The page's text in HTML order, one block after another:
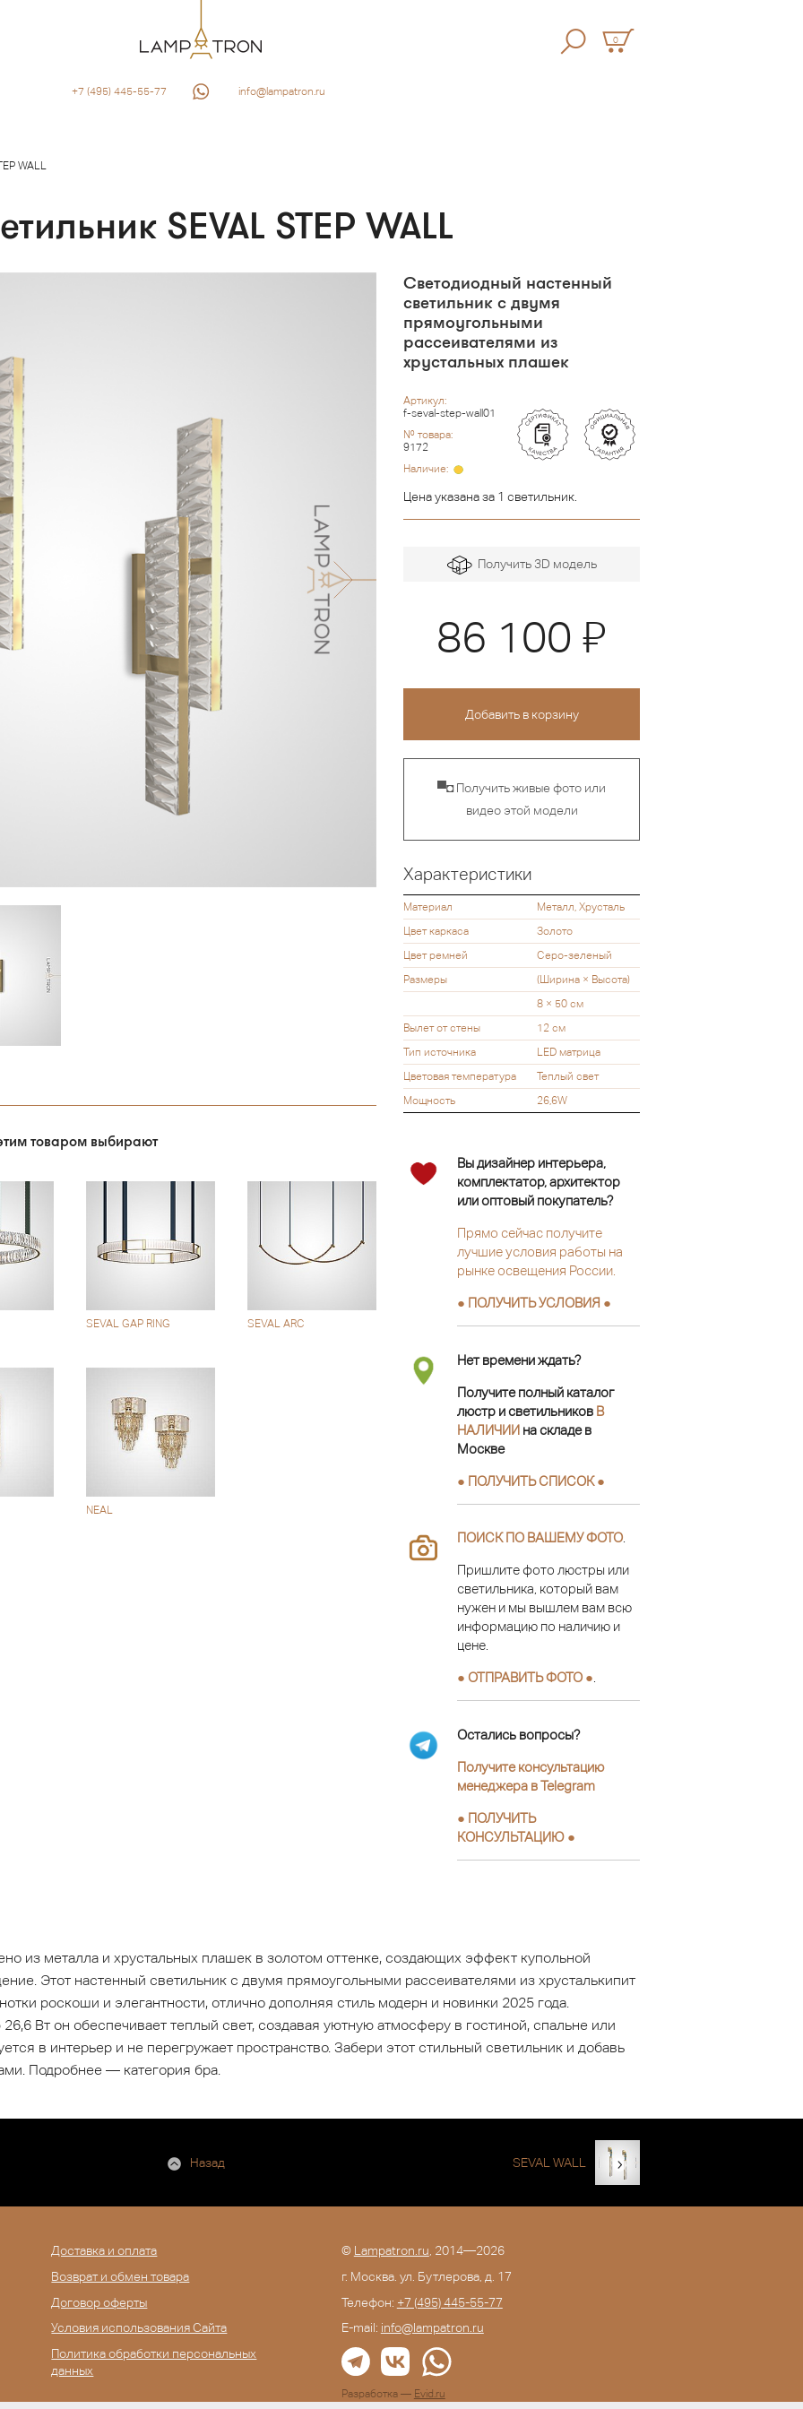
0
+7 (495) 445-55-77 info@lampatron.ru
WALL
SEVAL STEP WALL
товаром выбирают
SEVAL GAP RING SEVAL ARC
NEAL
Светодиодный настенный
светильник с двумя
прямоугольными
рассеивателями из
хрустальных плашек
Артикул:
f-seval-step-wall01
№ товара:
9172
Наличие:
Цена указана за 1 светильник.
Получить 3D модель
86 100 Я
▀◘ Получить живые фото или
видео этой модели
Характеристики
Материал
Металл, Хрусталь
Цвет каркаса
Золото
Цвет ремней
Серо-зеленый
Размеры
(Ширина × Высота)
8 × 50 см
Вылет от стены
12 см
Тип источника
LED матрица
Цветовая температура
Теплый свет
Мощность
26,6W
Вы дизайнер интерьера,
комплектатор, архитектор
или оптовый покупатель?
Прямо сейчас получите
лучшие условия работы на
рынке освещения России.
● ПОЛУЧИТЬ УСЛОВИЯ ●
Нет времени ждать?
Получите полный каталог
люстр и светильников В
НАЛИЧИИ на складе в
Москве
● ПОЛУЧИТЬ СПИСОК ●
ПОИСК ПО ВАШЕМУ ФОТО
Пришлите фото люстры или
светильника, который вам
нужен и мы вышлем вам всю
информацию по наличию и
цене.
● ОТПРАВИТЬ ФОТО ●
Остались вопросы?
Получите консультацию
менеджера в Telegram
● ПОЛУЧИТЬ
КОНСУЛЬТАЦИЮ ●
из металла и хрустальных плашек в золотом оттенке, создающих эффект купольной
Этот настенный светильник с двумя прямоугольными рассеивателями из хрусталькипит
роскоши и элегантности, отлично дополняя стиль модерн и новинки 2025 года.
Вт он обеспечивает теплый свет, создавая уютную атмосферу в гостиной, спальне или
в интерьер и не перегружает пространство. Забери этот стильный светильник и добавь
Подробнее — категория бра.
Назад SEVAL WALL
Доставка и оплата
Возврат и обмен товара
Договор оферты
Условия использования Сайта
Политика обработки персональных
данных
© Lampatron.ru , 2014—2026
г. Москва. ул. Бутлерова, д. 17
Телефон: +7 (495) 445-55-77
E-mail: info@lampatron.ru
Разработка — Evid.ru